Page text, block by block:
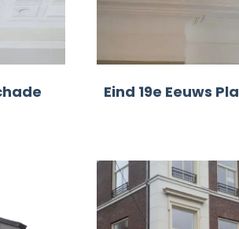
Eind 19e Eeuws